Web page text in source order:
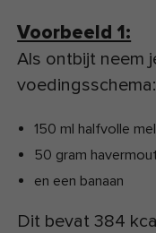
Voorbeeld 1:
Als ontbijt neem
voedingsschema:
150 ml halfvolle
50 gram havermout
en een banaan
Dit bevat 384